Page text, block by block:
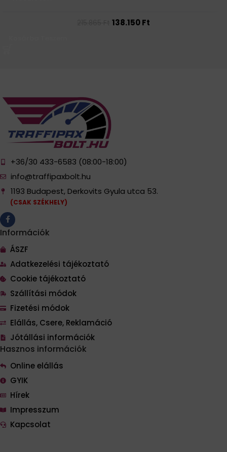
138.150Ft
+36/30 433-6583 (08:00-18:00)
info@traffipaxbolt.hu
1193 Budapest, Derkovits Gyula utca 53.
(CSAK SZÉKHELY)
Információk
ÁSZF
Adatkezelési tájékoztató
Cookie tájékoztató
Szállítási módok
Fizetési módok
Elállás, Csere, Reklamáció
Jótállási információk
Hasznos információk
Online elállás
GYIK
Hírek
Impresszum
Kapcsolat